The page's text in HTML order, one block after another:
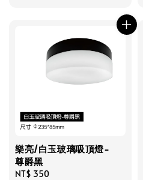
樂亮/白玉玻璃吸頂燈-
尊爵黑
Regular
NT$ 350